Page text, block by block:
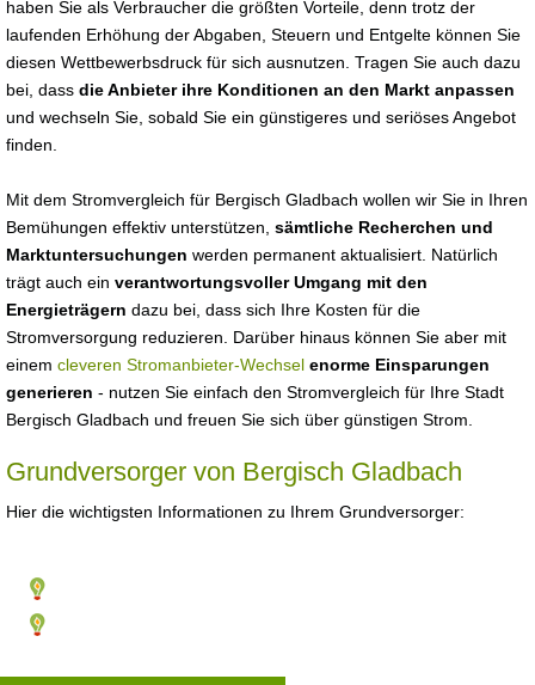
haben Sie als Verbraucher die größten Vorteile, denn trotz der
laufenden Erhöhung der Abgaben, Steuern und Entgelte können Sie
diesen Wettbewerbsdruck für sich ausnutzen. Tragen Sie auch dazu
bei, dass die Anbieter ihre Konditionen an den Markt anpassen
und wechseln Sie, sobald Sie ein günstigeres und seriöses Angebot
finden.
Mit dem Stromvergleich für Bergisch Gladbach wollen wir Sie in Ihren
Bemühungen effektiv unterstützen, sämtliche Recherchen und
Marktuntersuchungen werden permanent aktualisiert. Natürlich
trägt auch ein verantwortungsvoller Umgang mit den
Energieträgern dazu bei, dass sich Ihre Kosten für die
Stromversorgung reduzieren. Darüber hinaus können Sie aber mit
einem cleveren Stromanbieter-Wechsel enorme Einsparungen
generieren - nutzen Sie einfach den Stromvergleich für Ihre Stadt
Bergisch Gladbach und freuen Sie sich über günstigen Strom.
Grundversorger von Bergisch Gladbach
Hier die wichtigsten Informationen zu Ihrem Grundversorger: